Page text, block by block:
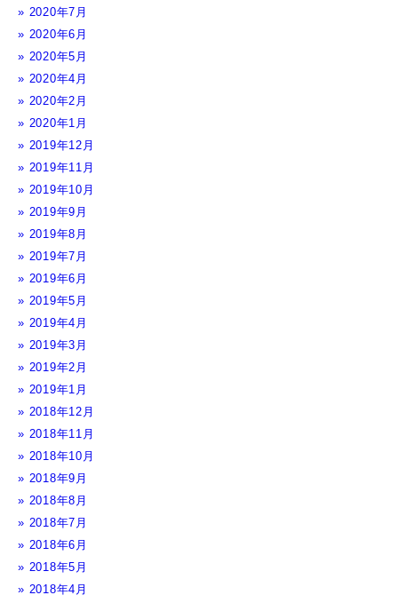
2020年7月
2020年6月
2020年5月
2020年4月
2020年2月
2020年1月
2019年12月
2019年11月
2019年10月
2019年9月
2019年8月
2019年7月
2019年6月
2019年5月
2019年4月
2019年3月
2019年2月
2019年1月
2018年12月
2018年11月
2018年10月
2018年9月
2018年8月
2018年7月
2018年6月
2018年5月
2018年4月